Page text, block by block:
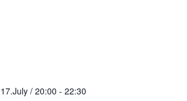
17.July / 20:00 - 22:30